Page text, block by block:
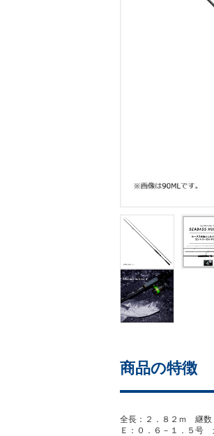
商品の特徴
全長：２．８２ｍ 継
Ｅ：０．６－１．５号